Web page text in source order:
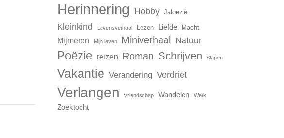
Herinnering Hobby Jaloezie
Kleinkind Levensverhaal Lezen Liefde Macht
Mijmeren Mijn leven Miniverhaal Natuur
Poëzie reizen Roman Schrijven Slapen
Vakantie Verandering Verdriet
Verlangen Vriendschap Wandelen Werk
Zoektocht